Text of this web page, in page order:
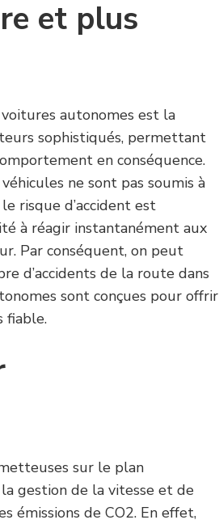
et plus
autonomes est la
sophistiqués, permettant
en conséquence.
ne sont pas soumis à
risque d’accident est
à réagir instantanément aux
Par conséquent, on peut
d’accidents de la route dans
sont conçues pour offrir
fiable.
sur le plan
gestion de la vitesse et de
émissions de CO2. En effet,